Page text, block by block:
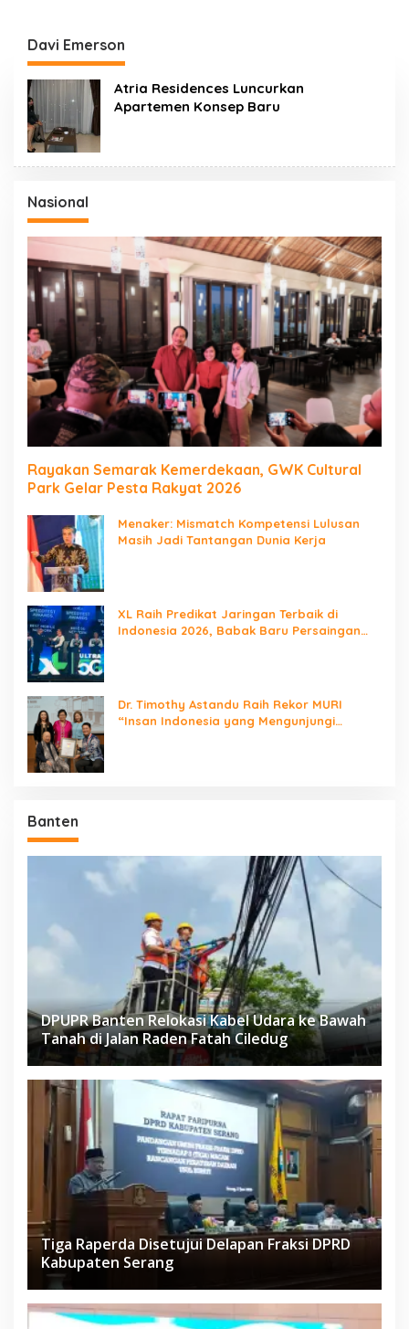
Davi Emerson
Atria Residences Luncurkan
Apartemen Konsep Baru
Nasional
Rayakan Semarak Kemerdekaan, GWK Cultural
Park Gelar Pesta Rakyat 2026
Menaker: Mismatch Kompetensi Lulusan
Masih Jadi Tantangan Dunia Kerja
XL Raih Predikat Jaringan Terbaik di
Indonesia 2026, Babak Baru Persaingan
Dr. Timothy Astandu Raih Rekor MURI
“Insan Indonesia yang Mengunjungi
Banten
DPUPR Banten Relokasi Kabel Udara ke Bawah
Tanah di Jalan Raden Fatah Ciledug
Tiga Raperda Disetujui Delapan Fraksi DPRD
Kabupaten Serang